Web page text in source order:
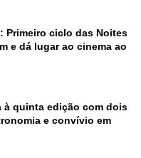
Primeiro ciclo das Noites
e dá lugar ao cinema ao
à quinta edição com dois
e convívio em